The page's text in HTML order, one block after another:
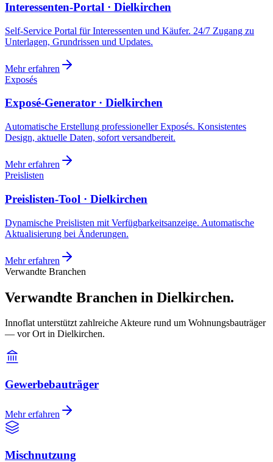
Interessenten-Portal · Dielkirchen
Self-Service Portal für Interessenten und Käufer. 24/7 Zugang zu
Unterlagen, Grundrissen und Updates.
Mehr erfahren
Exposés
Exposé-Generator · Dielkirchen
Automatische Erstellung professioneller Exposés. Konsistentes
Design, aktuelle Daten, sofort versandbereit.
Mehr erfahren
Preislisten
Preislisten-Tool · Dielkirchen
Dynamische Preislisten mit Verfügbarkeitsanzeige. Automatische
Aktualisierung bei Änderungen.
Mehr erfahren
Verwandte Branchen
Verwandte Branchen in Dielkirchen.
Innoflat unterstützt zahlreiche Akteure rund um Wohnungsbauträger
— vor Ort in Dielkirchen.
Gewerbebauträger
Mehr erfahren
Mischnutzung